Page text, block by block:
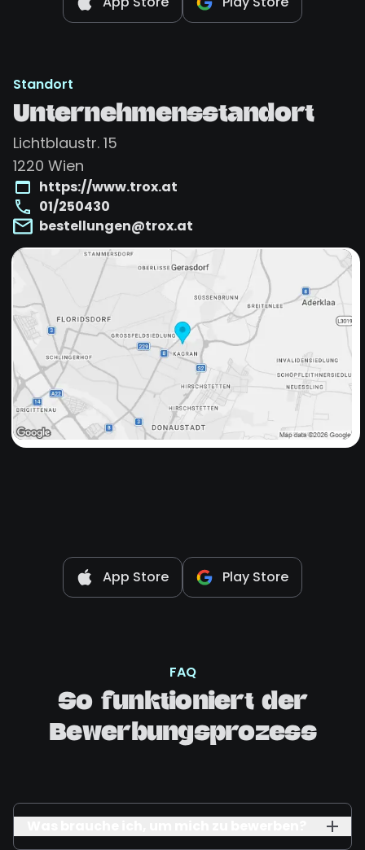
Standort
Unternehmensstandort
Lichtblaustr. 15
1220 Wien
https://www.trox.at
01/250430
bestellungen@trox.at
App Store Play Store
FAQ
So funktioniert der
Bewerbungsprozess